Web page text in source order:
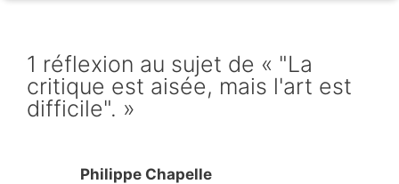
1 réflexion au sujet de « "La
critique est aisée, mais l'art est
difficile". »
Philippe Chapelle